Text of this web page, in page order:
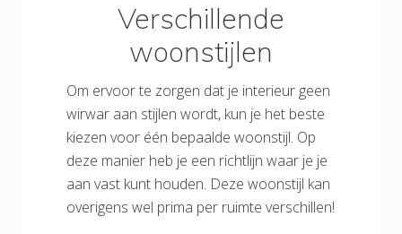
Verschillende
woonstijlen
Om ervoor te zorgen dat je interieur geen
wirwar aan stijlen wordt, kun je het beste
kiezen voor één bepaalde woonstijl. Op
deze manier heb je een richtlijn waar je je
aan vast kunt houden. Deze woonstijl kan
overigens wel prima per ruimte verschillen!